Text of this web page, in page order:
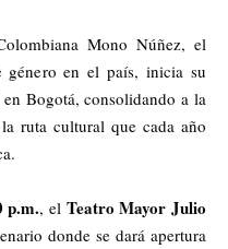
Mono Núñez, el
género en el país, inicia su
Bogotá, consolidando a la
ruta cultural que cada año
p.m., el Teatro Mayor Julio
donde se dará apertura